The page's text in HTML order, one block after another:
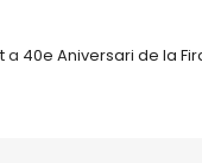
a 40e Aniversari de la